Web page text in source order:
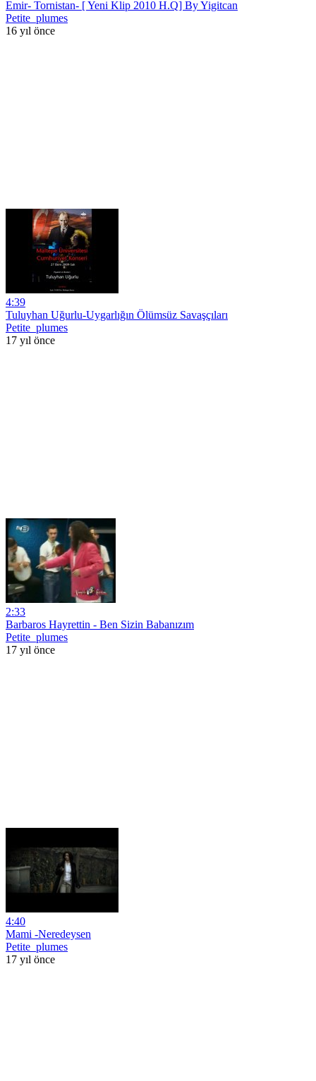
Emir- Tornistan- [ Yeni Klip 2010 H.Q] By Yigitcan
Petite_plumes
16 yıl önce
4:39
Tuluyhan Uğurlu-Uygarlığın Ölümsüz Savaşçıları
Petite_plumes
17 yıl önce
2:33
Barbaros Hayrettin - Ben Sizin Babanızım
Petite_plumes
17 yıl önce
4:40
Mami -Neredeysen
Petite_plumes
17 yıl önce